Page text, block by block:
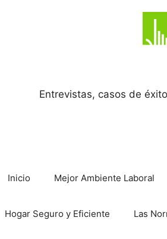
Entrevistas, casos de
Inicio Mejor Ambiente Laboral
Hogar Seguro y Eficiente Las